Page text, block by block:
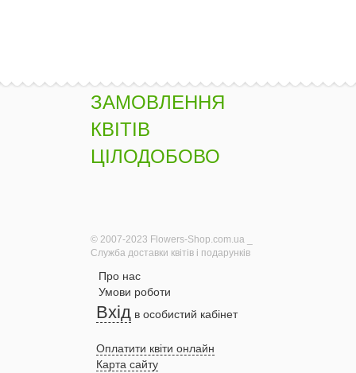
ЗАМОВЛЕННЯ
КВІТІВ
ЦІЛОДОБОВО
© 2007-2023 Flowers-Shop.com.ua _
Служба доставки квітів і подарунків
Про нас
Умови роботи
Вхід в особистий кабінет
Оплатити квіти онлайн
Карта сайту